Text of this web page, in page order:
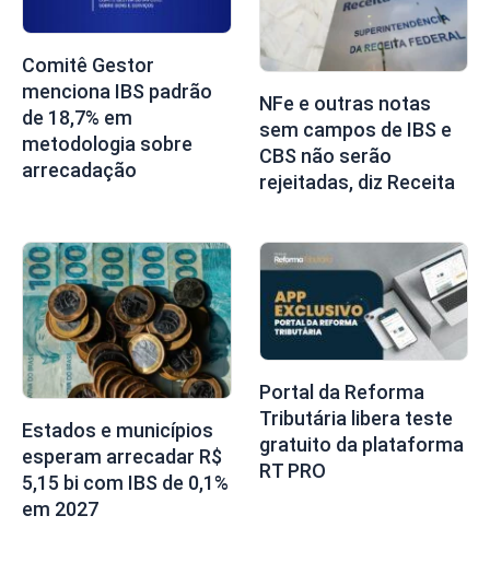
Comitê Gestor
menciona IBS padrão
de 18,7% em
metodologia sobre
arrecadação
NFe e outras notas
sem campos de IBS e
CBS não serão
rejeitadas, diz Receita
Estados e municípios
esperam arrecadar R$
5,15 bi com IBS de 0,1%
em 2027
Portal da Reforma
Tributária libera teste
gratuito da plataforma
RT PRO